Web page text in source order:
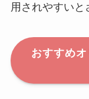
用されやすいと
おすすめ